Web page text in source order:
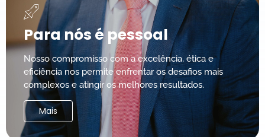
Para nós é pessoal
Nosso compromisso com a excelência, ética e
eficiência nos permite enfrentar os desafios mais
complexos e atingir os melhores resultados.
Mais